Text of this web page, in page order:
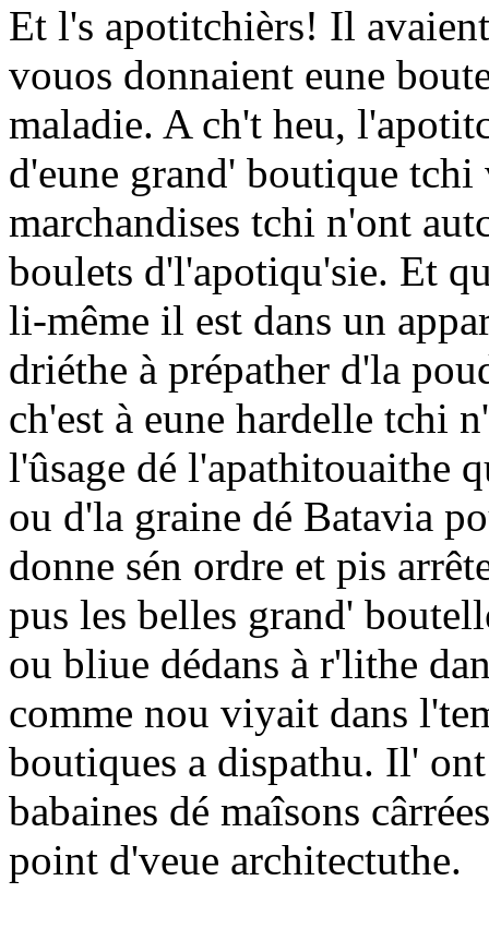
Et l's apotitchièrs! Il
vouos donnaient eune
maladie. A ch't heu,
d'eune grand' boutique tchi
marchandises tchi n'ont
boulets d'l'apotiqu'sie. Et
li-même il est dans un
driéthe à prépather d'la
ch'est à eune hardelle tchi
l'ûsage dé l'apathitouaithe
ou d'la graine dé Batavia
donne sén ordre et pis
pus les belles grand'
ou bliue dédans à r'lithe
comme nou viyait dans
boutiques a dispathu. Il'
babaines dé maîsons
point d'veue architectuthe.